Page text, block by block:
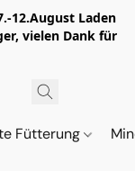
12.August Laden
vielen Dank für
Fütterung